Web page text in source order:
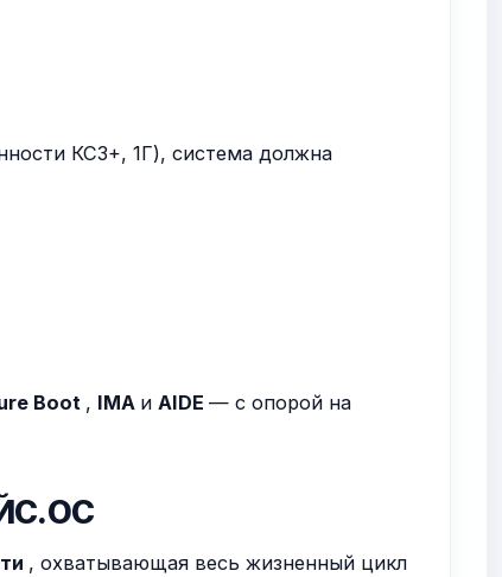
КС3+, 1Г), система должна
Boot , IMA и AIDE — с опорой на
, охватывающая весь жизненный цикл